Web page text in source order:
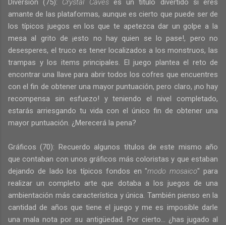
Diversión (75): Crystal Caves es un título divertido si eres
amante de las plataformas, aunque es cierto que puede ser de
los típicos juegos en los que te apetezca dar un golpe a la
mesa al grito de ¡esto no hay quien se lo pase!, pero no
desesperes, el truco es tener localizados a los monstruos, las
trampas y los items principales. El juego plantea el reto de
encontrar una llave para abrir todos los cofres que encuentres
con el fin de obtener una mayor puntuación, pero claro, ¡no hay
recompensa sin esfuezo! y teniendo el nivel completado,
estarás arriesgando tu vida con el único fin de obtener una
mayor puntuación. ¿Merecerá la pena?
Gráficos (70): Recuerdo algunos títulos de este mismo año
que contaban con unos gráficos más coloristas y que estaban
dejando de lado los típicos fondos en "modo mosaico" para
realizar un completo arte que dotaba a los juegos de una
ambientación más característica y única. También pienso en la
cantidad de años que tiene el juego y me es imposible darle
una mala nota por su antigüedad. Por cierto... ¿has jugado al